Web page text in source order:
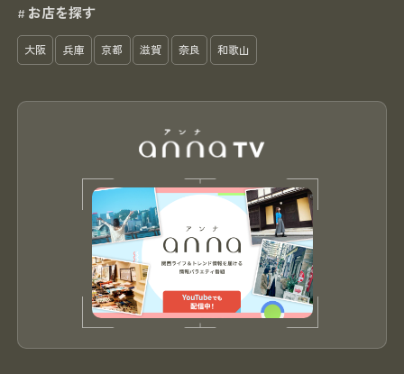
# お店を探す
大阪 兵庫 京都 滋賀 奈良 和歌山